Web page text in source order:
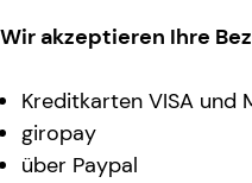
Wir akzeptieren Ihre
Kreditkarten VISA und
giropay
über Paypal